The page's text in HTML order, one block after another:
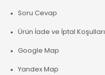
Soru Cevap
Ürün İade ve İptal Koşulları
Google Map
Yandex Map